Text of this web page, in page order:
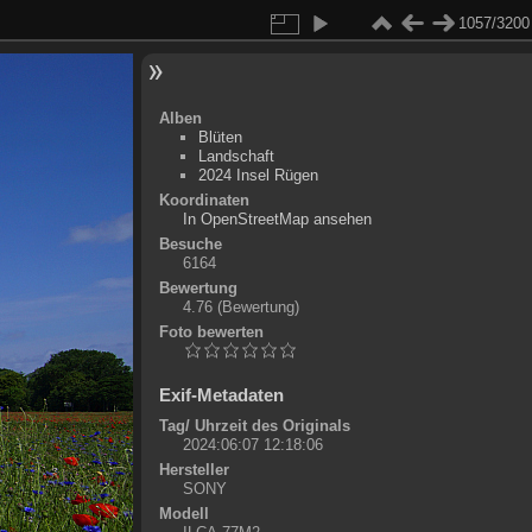
1057/3200
Alben
Blüten
Landschaft
2024 Insel Rügen
Koordinaten
+
-
In OpenStreetMap ansehen
Besuche
6164
Bewertung
4.76 (Bewertung)
Foto bewerten
Exif-Metadaten
Tag/ Uhrzeit des Originals
2024:06:07 12:18:06
Hersteller
SONY
Modell